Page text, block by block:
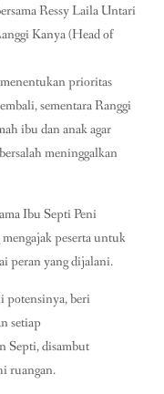
Ressy Laila Untari
Kanya (Head of
prioritas
sementara Ranggi
ibu dan anak agar
meninggalkan
Ibu Septi Peni
peserta untuk
peran yang dijalani.
potensinya, beri
setiap
Septi, disambut
ruangan.